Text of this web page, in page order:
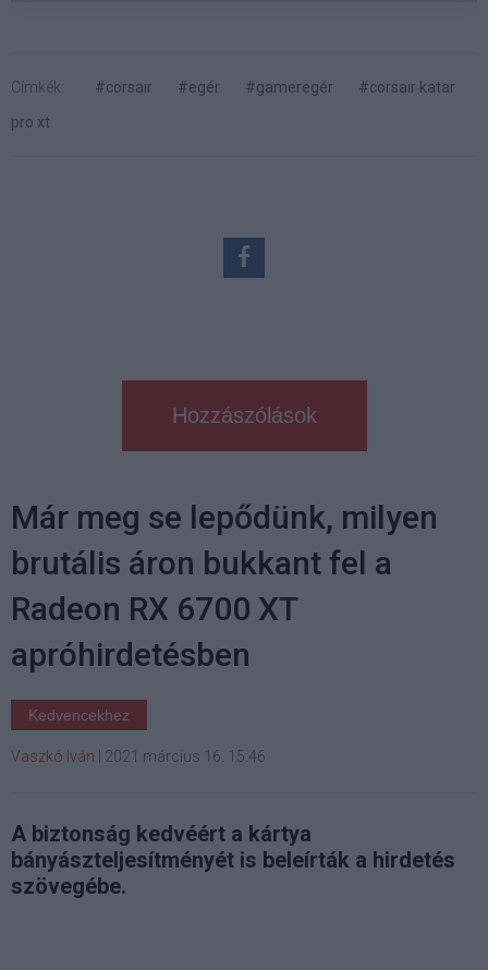
Címkék: #corsair #egér #gameregér
#corsair katar
pro xt
Hozzászólások
Már meg se lepődünk, milyen
brutális áron bukkant fel a
Radeon RX 6700 XT
apróhirdetésben
Kedvencekhez
Vaszkó Iván 2021 március 16. 15:46
A biztonság kedvéért a kártya
bányászteljesítményét is beleírták a hirdetés
szövegébe.